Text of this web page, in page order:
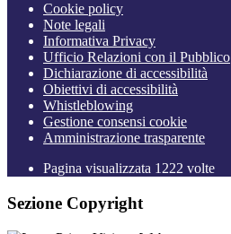
Cookie policy
Note legali
Informativa Privacy
Ufficio Relazioni con il Pubblico
Dichiarazione di accessibilità
Obiettivi di accessibilità
Whistleblowing
Gestione consensi cookie
Amministrazione trasparente
Pagina visualizzata 1222 volte
Sezione Copyright